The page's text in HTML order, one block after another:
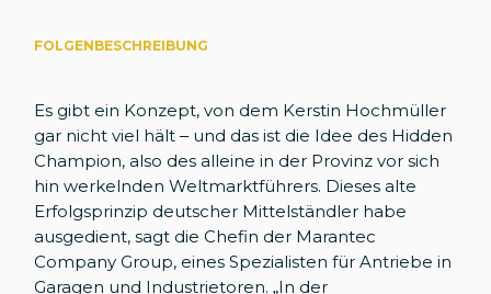
FOLGENBESCHREIBUNG
Es gibt ein Konzept, von dem Kerstin Hochmüller
gar nicht viel hält – und das ist die Idee des Hidden
Champion, also des alleine in der Provinz vor sich
hin werkelnden Weltmarktführers. Dieses alte
Erfolgsprinzip deutscher Mittelständler habe
ausgedient, sagt die Chefin der Marantec
Company Group, eines Spezialisten für Antriebe in
Garagen und Industrietoren. „In der